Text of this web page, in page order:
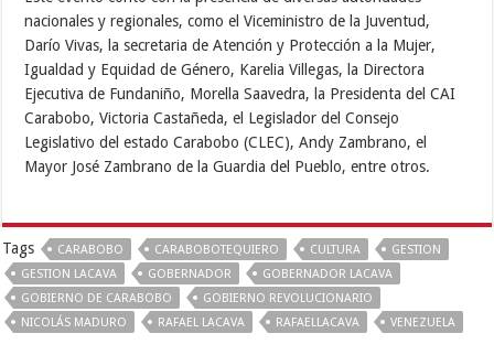
nacionales y regionales, como el Viceministro de la Juventud,
Darío Vivas, la secretaria de Atención y Protección a la Mujer,
Igualdad y Equidad de Género, Karelia Villegas, la Directora
Ejecutiva de Fundaniño, Morella Saavedra, la Presidenta del CAI
Carabobo, Victoria Castañeda, el Legislador del Consejo
Legislativo del estado Carabobo (CLEC), Andy Zambrano, el
Mayor José Zambrano de la Guardia del Pueblo, entre otros.
Tags CARABOBO CARABOBOTEQUIERO CULTURA
GESTION
GESTION LACAVA
GOBERNADOR
GOBERNADOR LACAVA
GOBIERNO DE CARABOBO
GOBIERNO REVOLUCIONARIO
NICOLÁS MADURO
RAFAEL LACAVA RAFAELLACAVA VENEZUELA